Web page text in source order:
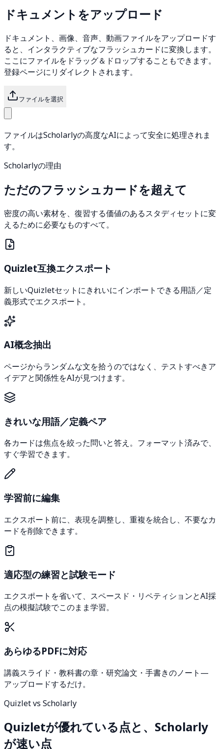
ドキュメントをアップロード
ドキュメント、画像、音声、動画ファイルをアップロードす
ると、インタラクティブなフラッシュカードに変換します。
ここにファイルをドラッグ＆ドロップすることもできます。
登録ページにリダイレクトされます。
ファイルを選択
ファイルはScholarlyの高度なAIによって安全に処理されま
す。
Scholarlyの理由
ただのフラッシュカードを超えて
密度の高い素材を、復習する価値のあるスタディセットに変
えるために必要なものすべて。
Quizlet互換エクスポート
新しいQuizletセットにきれいにインポートできる用語／定
義形式でエクスポート。
AI概念抽出
ページからランダムな文を拾うのではなく、テストすべきア
イデアと関係性をAIが見つけます。
きれいな用語／定義ペア
各カードは焦点を絞った問いと答え。フォーマット済みで、
すぐ学習できます。
学習前に編集
エクスポート前に、表現を調整し、重複を統合し、不要なカ
ードを削除できます。
適応型の練習と試験モード
エクスポートを省いて、スペースド・リペティションとAI採
点の模擬試験でこのまま学習。
あらゆるPDFに対応
講義スライド・教科書の章・研究論文・手書きのノート—
アップロードするだけ。
Quizlet vs Scholarly
Quizletが優れている点と、Scholarly
が速い点